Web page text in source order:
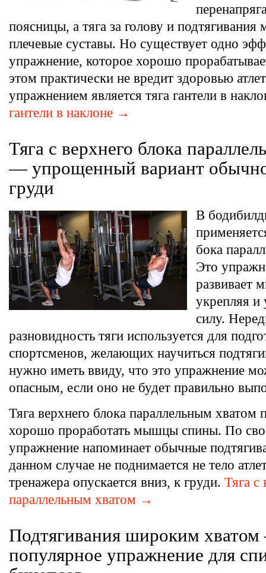
поясницы, а тяга за голову и подтягивания
плечевые суставы. Но существует одно
упражнение, которое хорошо
этом практически не вредит здоровью
упражнением является тяга гантели в
гантели в наклоне →
Тяга с верхнего блока
— упрощенный вариант
груди
В
бока
Это
развивает
укрепляя и
силу.
разновидность тяги используется для
спортсменов, желающих научиться
нужно иметь ввиду, что это упражнение
опасным, если оно не будет правильно
Тяга верхнего блока параллельным хватом
хорошо проработать мышцы спины. По
упражнение напоминает обычные
данном случае не поднимается не тело
тренажера опускается вниз, к груди. Тяга с
параллельным хватом →
Подтягивания широким
популярное упражнение для